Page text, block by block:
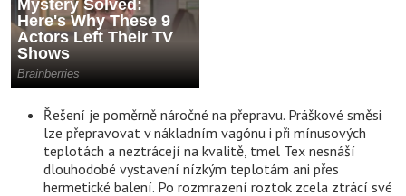
Řešení je poměrně náročné na přepravu. Práškové směsi
lze přepravovat v nákladním vagónu i při mínusových
teplotách a neztrácejí na kvalitě, tmel Tex nesnáší
dlouhodobé vystavení nízkým teplotám ani přes
hermetické balení. Po rozmrazení roztok zcela ztrácí své